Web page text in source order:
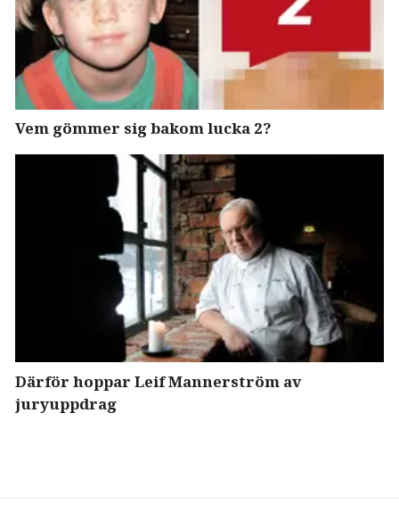
Vem gömmer sig bakom lucka 2?
Därför hoppar Leif Mannerström av
juryuppdrag